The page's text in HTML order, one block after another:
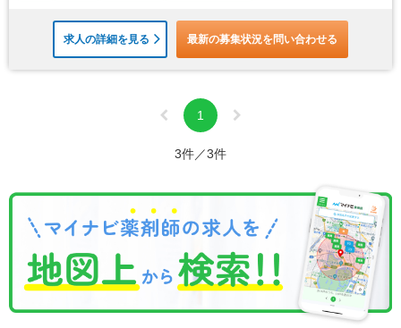
求人の詳細を見る 最新の募集状況を問い合わせる
1
3件／3件